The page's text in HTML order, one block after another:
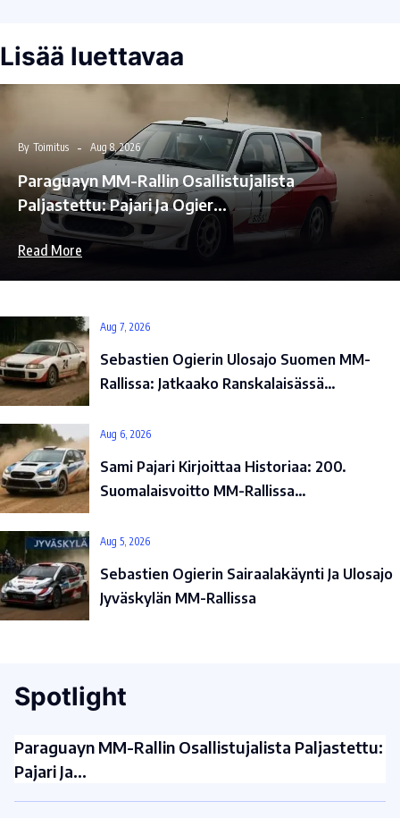
Lisää luettavaa
By Toimitus Aug 8, 2026
Paraguayn MM-Rallin Osallistujalista
Paljastettu: Pajari Ja Ogier…
Read More
Aug 7, 2026
Sebastien Ogierin Ulosajo Suomen MM-
Rallissa: Jatkaako Ranskalaisässä…
Aug 6, 2026
Sami Pajari Kirjoittaa Historiaa: 200.
Suomalaisvoitto MM-Rallissa…
Aug 5, 2026
Sebastien Ogierin Sairaalakäynti Ja Ulosajo
Jyväskylän MM-Rallissa
Spotlight
Paraguayn MM-Rallin Osallistujalista Paljastettu:
Pajari Ja…